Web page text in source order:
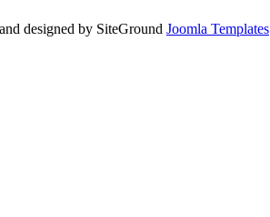
and designed by SiteGround Joomla Templates